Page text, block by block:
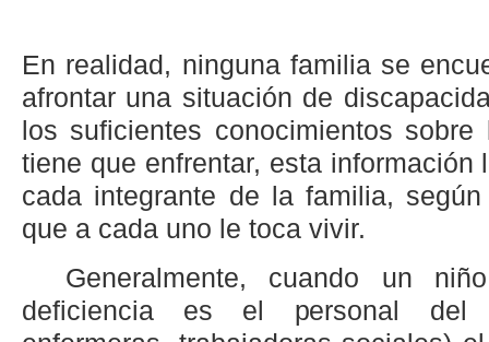
En realidad, ninguna familia se
afrontar una situación de
los suficientes conocimientos
tiene que enfrentar, esta información
cada integrante de la familia,
que a cada uno le toca vivir.
Generalmente, cuando un
deficiencia es el personal del